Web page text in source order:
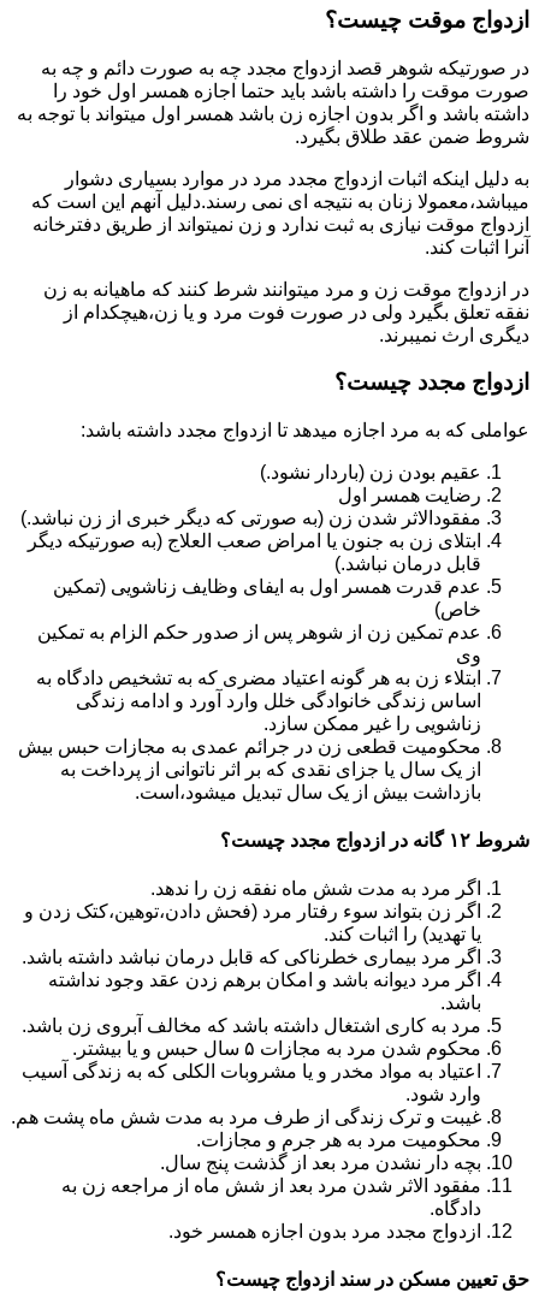
ازدواج موقت چیست؟
در صورتیکه شوهر قصد ازدواج مجدد چه به صورت دائم و چه به
صورت موقت را داشته باشد باید حتما اجازه همسر اول خود را
داشته باشد و اگر بدون اجازه زن باشد همسر اول میتواند با توجه به
شروط ضمن عقد طلاق بگیرد.
به دلیل اینکه اثبات ازدواج مجدد مرد در موارد بسیاری دشوار
میباشد،معمولا زنان به نتیجه ای نمی رسند.دلیل آنهم این است که
ازدواج موقت نیازی به ثبت ندارد و زن نمیتواند از طریق دفترخانه
آنرا اثبات کند.
در ازدواج موقت زن و مرد میتوانند شرط کنند که ماهیانه به زن
نفقه تعلق بگیرد ولی در صورت فوت مرد و یا زن،هیچکدام از
دیگری ارث نمیبرند.
ازدواج مجدد چیست؟
عواملی که به مرد اجازه میدهد تا ازدواج مجدد داشته باشد:
عقیم بودن زن (باردار نشود.)
رضایت همسر اول
مفقودالاثر شدن زن (به صورتی که دیگر خبری از زن نباشد.)
ابتلای زن به جنون یا امراض صعب العلاج (به صورتیکه دیگر
قابل درمان نباشد.)
عدم قدرت همسر اول به ایفای وظایف زناشویی (تمکین
خاص)
عدم تمکین زن از شوهر پس از صدور حکم الزام به تمکین
وی
ابتلاء زن به هر گونه اعتیاد مضری که به تشخیص دادگاه به
اساس زندگی خانوادگی خلل وارد آورد و ادامه زندگی
زناشویی را غیر ممکن سازد.
محکومیت قطعی زن در جرائم عمدی به مجازات حبس بیش
از یک سال یا جزای نقدی که بر اثر ناتوانی از پرداخت به
بازداشت بیش از یک سال تبدیل می‎شود،است.
شروط ۱۲ گانه در ازدواج مجدد چیست؟
اگر مرد به مدت شش ماه نفقه زن را ندهد.
اگر زن بتواند سوء رفتار مرد (فحش دادن،توهین،کتک زدن و
یا تهدید) را اثبات کند.
اگر مرد بیماری خطرناکی که قابل درمان نباشد داشته باشد.
اگر مرد دیوانه باشد و امکان برهم زدن عقد وجود نداشته
باشد.
مرد به کاری اشتغال داشته باشد که مخالف آبروی زن باشد.
محکوم شدن مرد به مجازات ۵ سال حبس و یا بیشتر.
اعتیاد به مواد مخدر و یا مشروبات الکلی که به زندگی آسیب
وارد شود.
غیبت و ترک زندگی از طرف مرد به مدت شش ماه پشت هم.
محکومیت مرد به هر جرم و مجازات.
بچه دار نشدن مرد بعد از گذشت پنج سال.
مفقود الاثر شدن مرد بعد از شش ماه از مراجعه زن به
دادگاه.
ازدواج مجدد مرد بدون اجازه همسر خود.
حق تعیین مسکن در سند ازدواج چیست؟